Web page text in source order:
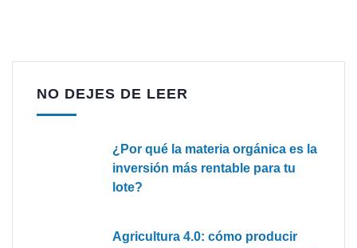
NO DEJES DE LEER
¿Por qué la materia orgánica es la
inversión más rentable para tu
lote?
Agricultura 4.0: cómo producir